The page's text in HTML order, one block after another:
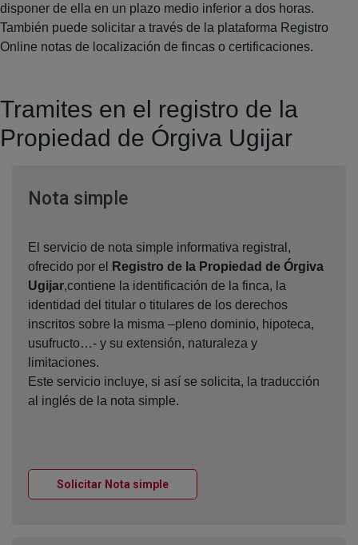
disponer de ella en un plazo medio inferior a dos horas.
También puede solicitar a través de la plataforma Registro
Online notas de localización de fincas o certificaciones.
Tramites en el registro de la
Propiedad de Órgiva Ugijar
Nota simpleVentana nueva
El servicio de nota simple informativa registral,
ofrecido por el
Registro de la Propiedad de Órgiva
Ugijar,contiene la identificación de la finca, la
identidad del titular o titulares de los derechos
inscritos sobre la misma –pleno dominio, hipoteca,
usufructo…- y su extensión, naturaleza y
limitaciones.
Este servicio incluye, si así se solicita, la traducción
al inglés de la nota simple.
Solicitar Nota simpleVentana nueva